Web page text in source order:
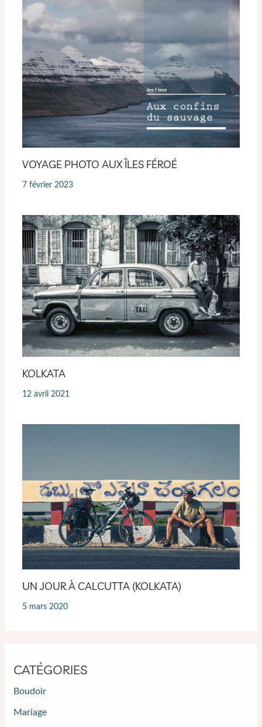
VOYAGE PHOTO AUX ÎLES FÉROÉ
7 février 2023
KOLKATA
12 avril 2021
UN JOUR À CALCUTTA (KOLKATA)
5 mars 2020
CATÉGORIES
Boudoir
Mariage